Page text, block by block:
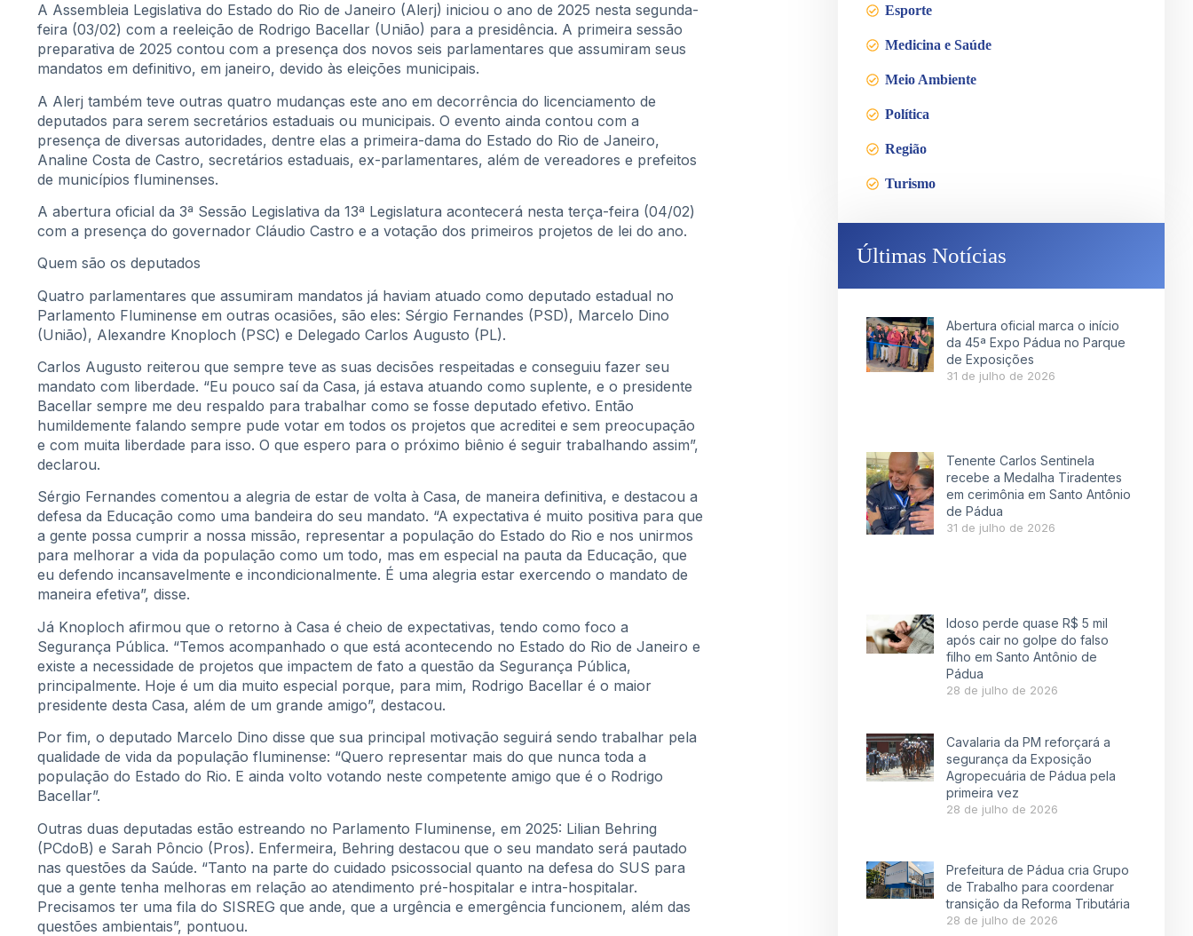
A Assembleia Legislativa do Estado do Rio de Janeiro (Alerj) iniciou o ano de 2025 nesta segunda-
feira (03/02) com a reeleição de Rodrigo Bacellar (União) para a presidência. A primeira sessão
preparativa de 2025 contou com a presença dos novos seis parlamentares que assumiram seus
mandatos em definitivo, em janeiro, devido às eleições municipais.
A Alerj também teve outras quatro mudanças este ano em decorrência do licenciamento de
deputados para serem secretários estaduais ou municipais. O evento ainda contou com a
presença de diversas autoridades, dentre elas a primeira-dama do Estado do Rio de Janeiro,
Analine Costa de Castro, secretários estaduais, ex-parlamentares, além de vereadores e prefeitos
de municípios fluminenses.
A abertura oficial da 3ª Sessão Legislativa da 13ª Legislatura acontecerá nesta terça-feira (04/02)
com a presença do governador Cláudio Castro e a votação dos primeiros projetos de lei do ano.
Quem são os deputados
Quatro parlamentares que assumiram mandatos já haviam atuado como deputado estadual no
Parlamento Fluminense em outras ocasiões, são eles: Sérgio Fernandes (PSD), Marcelo Dino
(União), Alexandre Knoploch (PSC) e Delegado Carlos Augusto (PL).
Carlos Augusto reiterou que sempre teve as suas decisões respeitadas e conseguiu fazer seu
mandato com liberdade. “Eu pouco saí da Casa, já estava atuando como suplente, e o presidente
Bacellar sempre me deu respaldo para trabalhar como se fosse deputado efetivo. Então
humildemente falando sempre pude votar em todos os projetos que acreditei e sem preocupação
e com muita liberdade para isso. O que espero para o próximo biênio é seguir trabalhando assim”,
declarou.
Sérgio Fernandes comentou a alegria de estar de volta à Casa, de maneira definitiva, e destacou a
defesa da Educação como uma bandeira do seu mandato. “A expectativa é muito positiva para que
a gente possa cumprir a nossa missão, representar a população do Estado do Rio e nos unirmos
para melhorar a vida da população como um todo, mas em especial na pauta da Educação, que
eu defendo incansavelmente e incondicionalmente. É uma alegria estar exercendo o mandato de
maneira efetiva”, disse.
Já Knoploch afirmou que o retorno à Casa é cheio de expectativas, tendo como foco a
Segurança Pública. “Temos acompanhado o que está acontecendo no Estado do Rio de Janeiro e
existe a necessidade de projetos que impactem de fato a questão da Segurança Pública,
principalmente. Hoje é um dia muito especial porque, para mim, Rodrigo Bacellar é o maior
presidente desta Casa, além de um grande amigo”, destacou.
Por fim, o deputado Marcelo Dino disse que sua principal motivação seguirá sendo trabalhar pela
qualidade de vida da população fluminense: “Quero representar mais do que nunca toda a
população do Estado do Rio. E ainda volto votando neste competente amigo que é o Rodrigo
Bacellar”.
Outras duas deputadas estão estreando no Parlamento Fluminense, em 2025: Lilian Behring
(PCdoB) e Sarah Pôncio (Pros). Enfermeira, Behring destacou que o seu mandato será pautado
nas questões da Saúde. “Tanto na parte do cuidado psicossocial quanto na defesa do SUS para
que a gente tenha melhoras em relação ao atendimento pré-hospitalar e intra-hospitalar.
Precisamos ter uma fila do SISREG que ande, que a urgência e emergência funcionem, além das
questões ambientais”, pontuou.
Esporte
Medicina e Saúde
Meio Ambiente
Política
Região
Turismo
Últimas Notícias
Abertura oficial marca o início
da 45ª Expo Pádua no Parque
de Exposições
31 de julho de 2026
Tenente Carlos Sentinela
recebe a Medalha Tiradentes
em cerimônia em Santo Antônio
de Pádua
31 de julho de 2026
Idoso perde quase R$ 5 mil
após cair no golpe do falso
filho em Santo Antônio de
Pádua
28 de julho de 2026
Cavalaria da PM reforçará a
segurança da Exposição
Agropecuária de Pádua pela
primeira vez
28 de julho de 2026
Prefeitura de Pádua cria Grupo
de Trabalho para coordenar
transição da Reforma Tributária
28 de julho de 2026